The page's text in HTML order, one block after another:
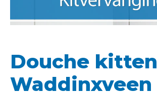
Douche kitten
Waddinxveen